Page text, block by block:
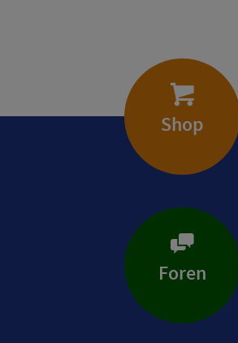
Shop
Foren